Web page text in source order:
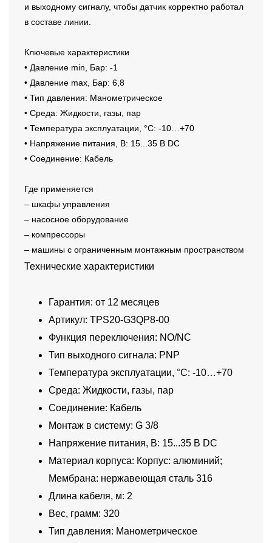
и выходному сигналу, чтобы датчик корректно работал
в составе линии.
Ключевые характеристики
• Давление min, Бар: -1
• Давление max, Бар: 6,8
• Тип давления: Манометрическое
• Среда: Жидкости, газы, пар
• Температура эксплуатации, °C: -10…+70
• Напряжение питания, В: 15...35 В DC
• Соединение: Кабель
Где применяется
– шкафы управления
– насосное оборудование
– компрессоры
– машины с ограниченным монтажным пространством
Технические характеристики
Гарантия: от 12 месяцев
Артикул: TPS20-G3QP8-00
Функция переключения: NO/NC
Тип выходного сигнала: PNP
Температура эксплуатации, °C: -10…+70
Среда: Жидкости, газы, пар
Соединение: Кабель
Монтаж в систему: G 3/8
Напряжение питания, В: 15...35 В DC
Материал корпуса: Корпус: алюминий;
Мембрана: нержавеющая сталь 316
Длина кабеля, м: 2
Вес, грамм: 320
Тип давления: Манометрическое